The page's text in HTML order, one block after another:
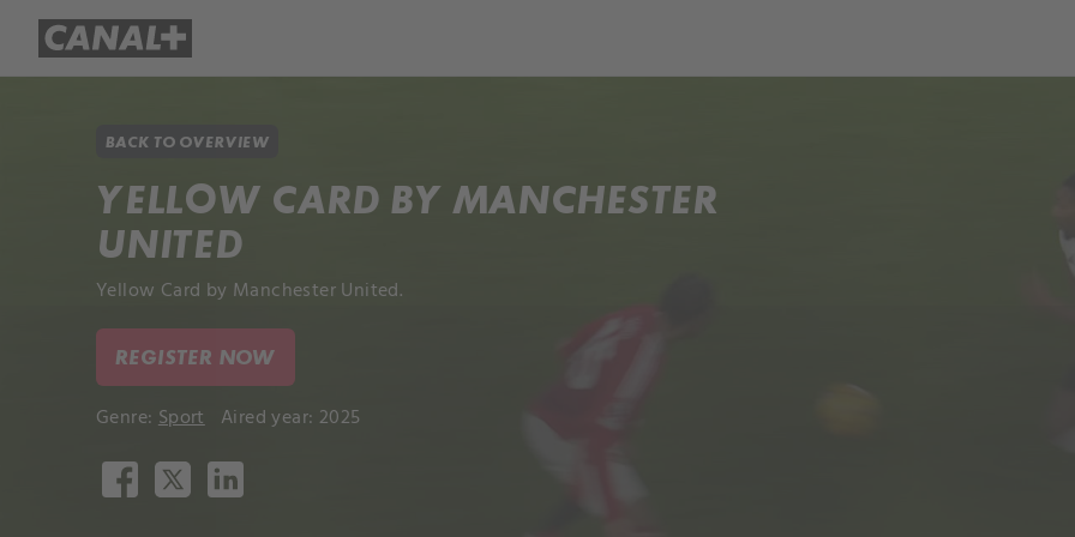
BACK TO OVERVIEW
YELLOW CARD BY MANCHESTER
UNITED
Yellow Card by Manchester United.
REGISTER NOW
Genre: Sport Aired year: 2025